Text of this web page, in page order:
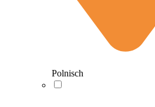
Polnisch